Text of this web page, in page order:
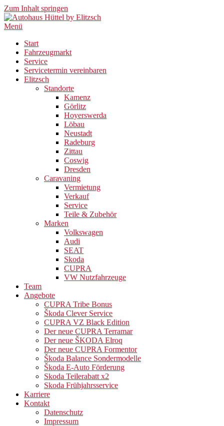
Zum Inhalt springen
Menü
Start
Fahrzeugmarkt
Service
Servicetermin vereinbaren
Elitzsch
Standorte
Kamenz
Görlitz
Hoyerswerda
Löbau
Neustadt
Radeburg
Zittau
Coswig
Dresden
Caravaning
Vermietung
Verkauf
Service
Teile & Zubehör
Marken
Volkswagen
Audi
SEAT
Skoda
CUPRA
VW Nutzfahrzeuge
Team
Angebote
CUPRA Tribe Bonus
Škoda Clever Service
CUPRA VZ Black Edition
Der neue CUPRA Terramar
Der neue ŠKODA Elroq
Der neue CUPRA Formentor
Škoda Balance Sondermodelle
Škoda E-Auto Förderung
Skoda Teilerabatt x2
Skoda Frühjahrsservice
Karriere
Kontakt
Datenschutz
Impressum